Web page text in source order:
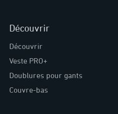
Découvrir
Découvrir
Veste PRO+
Doublures pour gants
Couvre-bas